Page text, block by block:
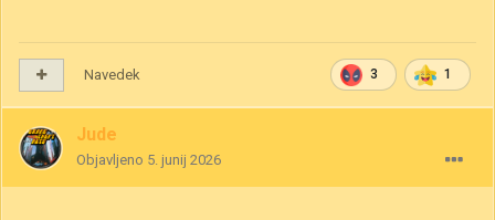
3 1
Navedek
Jude
Objavljeno 5. junij 2026